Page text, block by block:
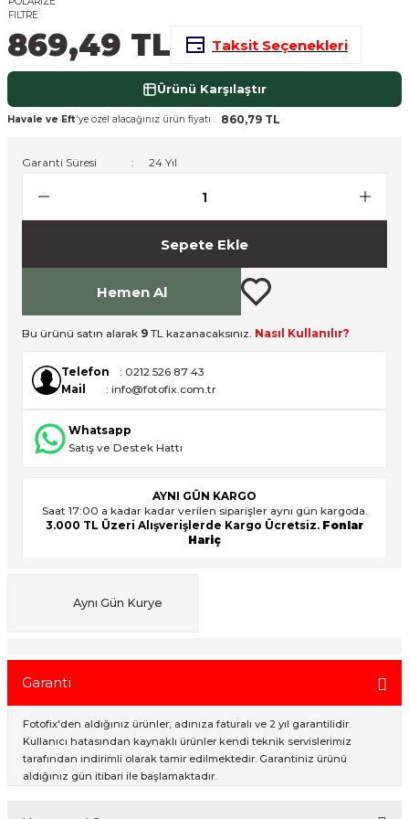
Cihazları
Işıklar
Setleri
869,49 TL Taksit Seçenekleri
Ürünü Karşılaştır
Havale ve Eft'ye özel alacağınız ürün fiyatı : 860,79 TL
Garanti Süresi 24 Yıl
Sepete Ekle
Hemen Al
Bu ürünü satın alarak 9 TL kazanacaksınız. Nasıl Kullanılır?
Telefon
: 0212 526 87 43
Mail
: info@fotofix.com.tr
Whatsapp
Satış ve Destek Hattı
AYNI GÜN KARGO
Saat 17:00 a kadar kadar verilen siparişler aynı gün kargoda.
3.000 TL Üzeri Alışverişlerde Kargo Ücretsiz. Fonlar
Hariç
Aynı Gün Kurye
Garanti
Fotofix'den aldığınız ürünler, adınıza faturalı ve 2 yıl garantilidir.
Kullanıcı hatasından kaynaklı ürünler kendi teknik servislerimiz
tarafından indirimli olarak tamir edilmektedir. Garantiniz ürünü
aldığınız gün itibari ile başlamaktadır.